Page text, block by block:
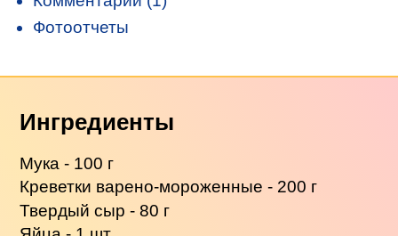
Фотоотчеты
Ингредиенты
Мука - 100 г
Креветки варено-мороженные - 200 г
Твердый сыр - 80 г